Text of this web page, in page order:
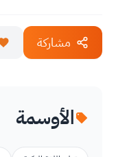
مشاركة
الأوسمة